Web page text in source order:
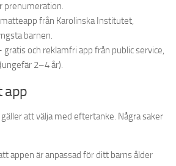
prenumeration.
från Karolinska Institutet,
barnen.
gratis och reklamfri app från public service,
2–4 år).
app
att välja med eftertanke. Några saker
appen är anpassad för ditt barns ålder